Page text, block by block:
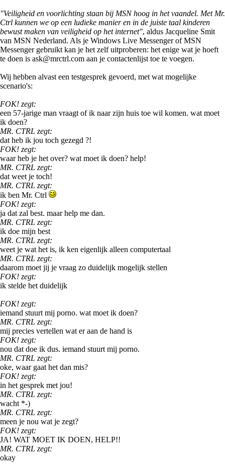
"Veiligheid en voorlichting staan bij MSN hoog in het vaandel. Met Mr.
Ctrl kunnen we op een ludieke manier en in de juiste taal kinderen
bewust maken van veiligheid op het internet", aldus Jacqueline Smit
van MSN Nederland. Als je Windows Live Messenger of MSN
Messenger gebruikt kan je het zelf uitproberen: het enige wat je hoeft
te doen is ask@mrctrl.com aan je contactenlijst toe te voegen.
Wij hebben alvast een testgesprek gevoerd, met wat mogelijke
scenario's:
FOK! zegt:
een 57-jarige man vraagt of ik naar zijn huis toe wil komen. wat moet
ik doen?
MR. CTRL zegt:
dat heb ik jou toch gezegd ?!
FOK! zegt:
waar heb je het over? wat moet ik doen? help!
MR. CTRL zegt:
dat weet je toch!
MR. CTRL zegt:
ik ben Mr. Ctrl
FOK! zegt:
ja dat zal best. maar help me dan.
MR. CTRL zegt:
ik doe mijn best
MR. CTRL zegt:
weet je wat het is, ik ken eigenlijk alleen computertaal
MR. CTRL zegt:
daarom moet jij je vraag zo duidelijk mogelijk stellen
FOK! zegt:
ik stelde het duidelijk
FOK! zegt:
iemand stuurt mij porno. wat moet ik doen?
MR. CTRL zegt:
mij precies vertellen wat er aan de hand is
FOK! zegt:
nou dat doe ik dus. iemand stuurt mij porno.
MR. CTRL zegt:
oke, waar gaat het dan mis?
FOK! zegt:
in het gesprek met jou!
MR. CTRL zegt:
wacht *-)
MR. CTRL zegt:
meen je nou wat je zegt?
FOK! zegt:
JA! WAT MOET IK DOEN, HELP!!
MR. CTRL zegt:
okay